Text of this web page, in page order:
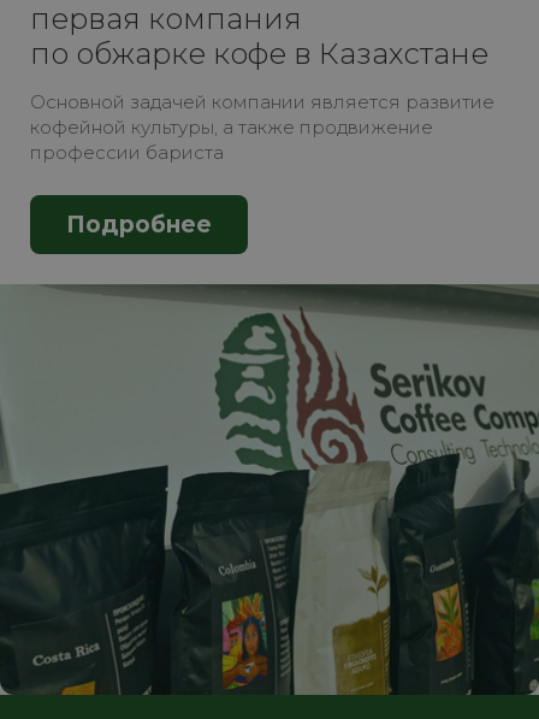
первая компания
по обжарке кофе в Казахстане
Основной задачей компании является развитие
кофейной культуры, а также продвижение
профессии бариста
Подробнее